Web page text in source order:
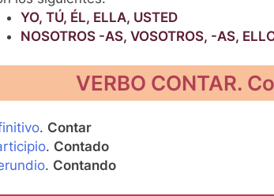
YO, TÚ, ÉL, ELLA, USTED
NOSOTROS -AS, VOSOTROS, -AS,
VERBO CONTAR.
. Contar
. Contado
. Contando